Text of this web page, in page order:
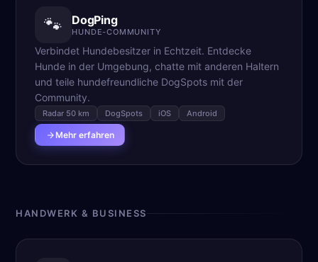
🐾 DogPing
HUNDE-COMMUNITY
Verbindet Hundebesitzer in Echtzeit. Entdecke
Hunde in der Umgebung, chatte mit anderen Haltern
und teile hundefreundliche DogSpots mit der
Community.
Radar 50 km DogSpots iOS Android
Mehr erfahren
HANDWERK & BUSINESS